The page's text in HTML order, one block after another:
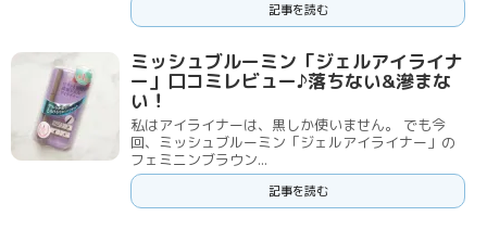
記事を読む
ミッシュブルーミン「ジェルアイライナ
ー」口コミレビュー♪落ちない&滲まな
い！
私はアイライナーは、黒しか使いません。 でも今
回、ミッシュブルーミン「ジェルアイライナー」の
フェミニンブラウン...
記事を読む